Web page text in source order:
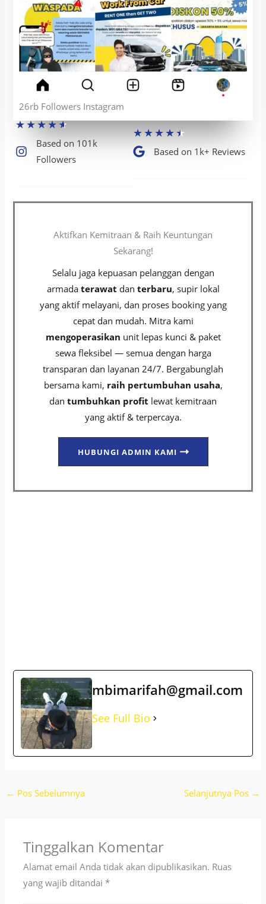
26rb Followers Instagram
★★★★★
Based on 101k
Followers​
★★★★★
Based on 1k+ Reviews​
Aktifkan Kemitraan & Raih Keuntungan
Sekarang!
Selalu jaga kepuasan pelanggan dengan
armada terawat dan terbaru, supir lokal
yang aktif melayani, dan proses booking yang
cepat dan mudah. Mitra kami
mengoperasikan unit lepas kunci & paket
sewa fleksibel — semua dengan harga
transparan dan layanan 24/7. Bergabunglah
bersama kami, raih pertumbuhan usaha,
dan tumbuhkan profit lewat kemitraan
yang aktif & terpercaya.
HUBUNGI ADMIN KAMI
mbimarifah@gmail.com
See Full Bio
← Pos Sebelumnya Selanjutnya Pos →
Tinggalkan Komentar
Alamat email Anda tidak akan dipublikasikan. Ruas
yang wajib ditandai*